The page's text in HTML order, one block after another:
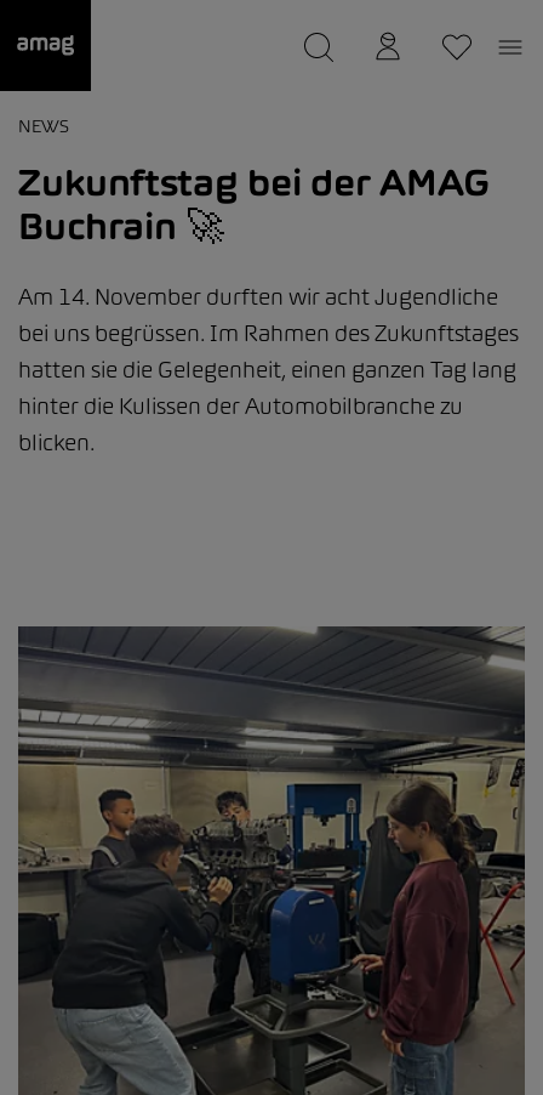
wurde als Ihre Garage gespeichert.
NEWS
Zukunftstag bei der AMAG
Buchrain 🚀
Am 14. November durften wir acht Jugendliche
bei uns begrüssen. Im Rahmen des Zukunftstages
hatten sie die Gelegenheit, einen ganzen Tag lang
hinter die Kulissen der Automobilbranche zu
blicken.